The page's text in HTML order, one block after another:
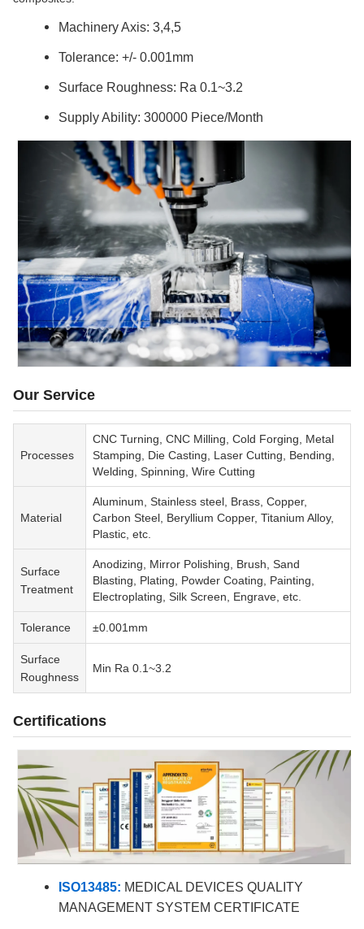
Machinery Axis: 3,4,5
Tolerance: +/- 0.001mm
Surface Roughness: Ra 0.1~3.2
Supply Ability: 300000 Piece/Month
Our Service
Processes
CNC Turning, CNC Milling, Cold Forging, Metal
Stamping, Die Casting, Laser Cutting, Bending,
Welding, Spinning, Wire Cutting
Material
Aluminum, Stainless steel, Brass, Copper,
Carbon Steel, Beryllium Copper, Titanium Alloy,
Plastic, etc.
Surface
Treatment
Anodizing, Mirror Polishing, Brush, Sand
Blasting, Plating, Powder Coating, Painting,
Electroplating, Silk Screen, Engrave, etc.
Tolerance ±0.001mm
Surface
Roughness
Min Ra 0.1~3.2
Certifications
ISO13485: MEDICAL DEVICES QUALITY
MANAGEMENT SYSTEM CERTIFICATE